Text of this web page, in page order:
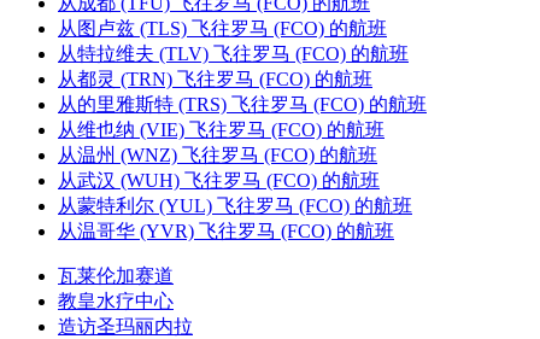
从图卢兹 (TLS) 飞往罗马 (FCO) 的航班
从特拉维夫 (TLV) 飞往罗马 (FCO) 的航班
从都灵 (TRN) 飞往罗马 (FCO) 的航班
从的里雅斯特 (TRS) 飞往罗马 (FCO) 的航班
从维也纳 (VIE) 飞往罗马 (FCO) 的航班
从温州 (WNZ) 飞往罗马 (FCO) 的航班
从武汉 (WUH) 飞往罗马 (FCO) 的航班
从蒙特利尔 (YUL) 飞往罗马 (FCO) 的航班
从温哥华 (YVR) 飞往罗马 (FCO) 的航班
瓦莱伦加赛道
教皇水疗中心
造访圣玛丽内拉